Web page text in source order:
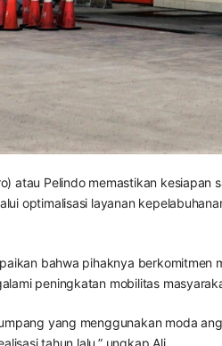
atau Pelindo memastikan
optimalisasi layanan
bahwa pihaknya
peningkatan mobilitas
yang menggunakan moda